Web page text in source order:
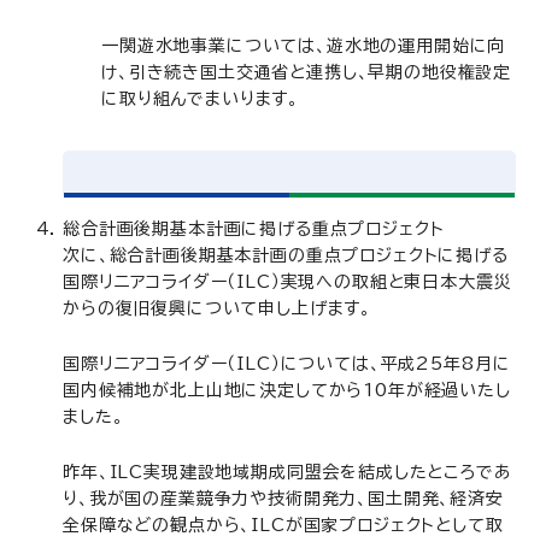
一関遊水地事業については、遊水地の運用開始に向
け、引き続き国土交通省と連携し、早期の地役権設定
に取り組んでまいります。
総合計画後期基本計画に掲げる重点プロジェクト
次に、総合計画後期基本計画の重点プロジェクトに掲げる
国際リニアコライダー（ILC）実現への取組と東日本大震災
からの復旧復興について申し上げます。
国際リニアコライダー（ILC）については、平成25年8月に
国内候補地が北上山地に決定してから10年が経過いたし
ました。
昨年、ILC実現建設地域期成同盟会を結成したところであ
り、我が国の産業競争力や技術開発力、国土開発、経済安
全保障などの観点から、ILCが国家プロジェクトとして取